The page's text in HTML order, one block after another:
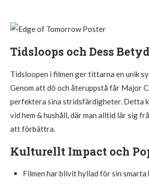
Tidsloops och Dess
Tidsloopen i filmen ger tittarna en unik
Genom att dö och återuppstå får Major
perfektera sina stridsfärdigheter. Detta
vid hem & hushåll, där man alltid lär sig
att förbättra.
Kulturellt Impact och
Filmen har blivit hyllad för sin